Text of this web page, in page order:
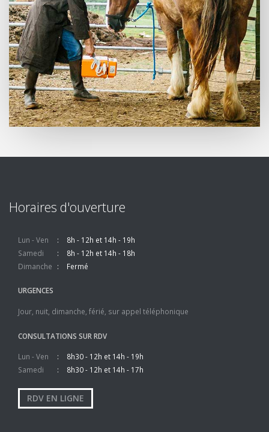
Horaires d'ouverture
Lun - Ven
8h - 12h et 14h - 19h
Samedi
8h - 12h et 14h - 18h
Dimanche
Fermé
URGENCES
Jour, nuit, dimanche, férié, sur appel téléphonique
CONSULTATIONS SUR RDV
Lun - Ven
8h30 - 12h et 14h - 19h
Samedi
8h30 - 12h et 14h - 17h
RDV EN LIGNE